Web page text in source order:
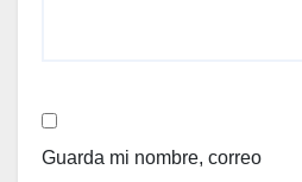
Guarda mi nombre, correo